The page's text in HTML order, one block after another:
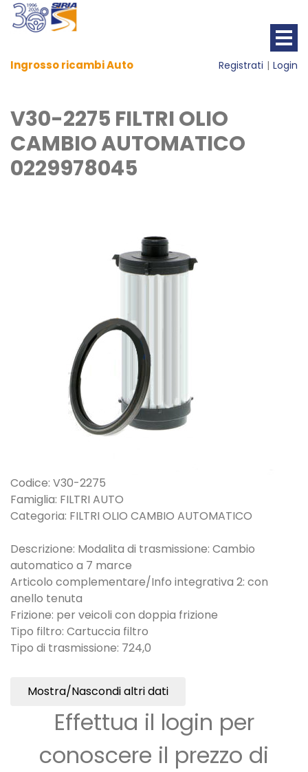
Ingrosso ricambi Auto Registrati Login
V30-2275 FILTRI OLIO
CAMBIO AUTOMATICO
0229978045
Codice: V30-2275
Famiglia: FILTRI AUTO
Categoria: FILTRI OLIO CAMBIO AUTOMATICO
Descrizione: Modalita di trasmissione: Cambio
automatico a 7 marce
Articolo complementare/Info integrativa 2: con
anello tenuta
Frizione: per veicoli con doppia frizione
Tipo filtro: Cartuccia filtro
Tipo di trasmissione: 724,0
Mostra/Nascondi altri dati
Effettua il login per
conoscere il prezzo di